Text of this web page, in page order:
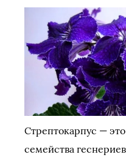
Стрептокарпус —
семейства